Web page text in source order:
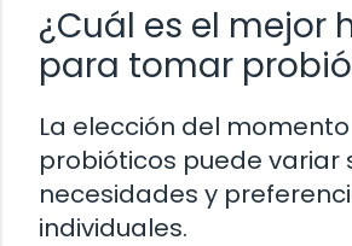
¿Cuál es el mejor
para tomar
La elección del
probióticos puede variar
necesidades y
individuales.